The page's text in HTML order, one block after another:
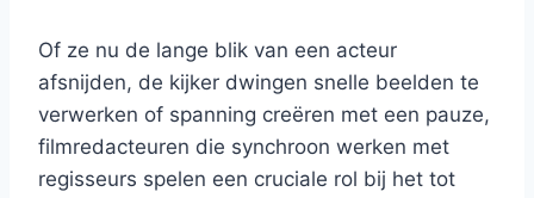
Of ze nu de lange blik van een acteur
afsnijden, de kijker dwingen snelle beelden te
verwerken of spanning creëren met een pauze,
filmredacteuren die synchroon werken met
regisseurs spelen een cruciale rol bij het tot